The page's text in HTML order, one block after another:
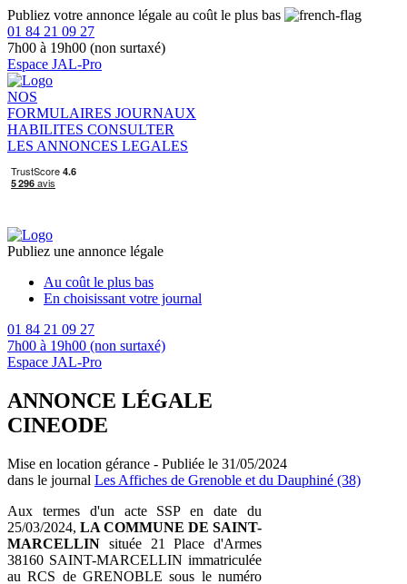
Publiez votre annonce légale au coût le plus bas
01 84 21 09 27
7h00 à 19h00 (non surtaxé)
Espace JAL-Pro
NOS
FORMULAIRES JOURNAUX
HABILITES CONSULTER
LES ANNONCES LEGALES
Publiez une annonce légale
Au coût le plus bas
En choisissant votre journal
01 84 21 09 27
7h00 à 19h00 (non surtaxé)
Espace JAL-Pro
ANNONCE LÉGALE
CINEODE
Mise en location gérance - Publiée le 31/05/2024
dans le journal Les Affiches de Grenoble et du Dauphiné (38)
Aux termes d'un acte SSP en date du
25/03/2024, LA COMMUNE DE SAINT-
MARCELLIN située 21 Place d'Armes
38160 SAINT-MARCELLIN immatriculée
au RCS de GRENOBLE sous le numéro